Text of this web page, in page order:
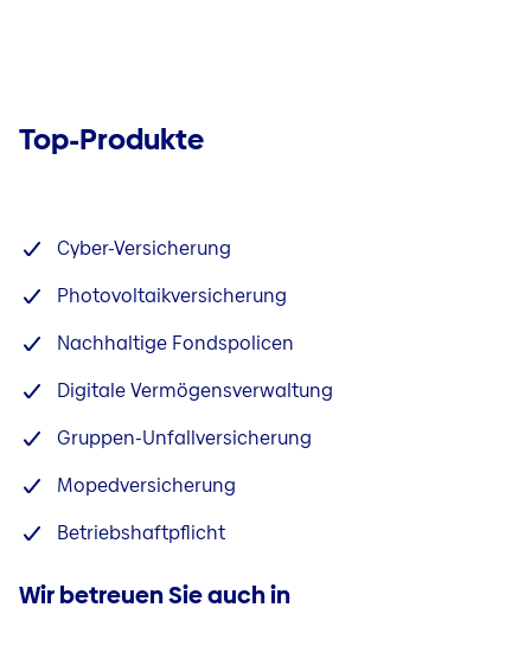
Top-Produkte
Cyber-Versicherung
Photovoltaikversicherung
Nachhaltige Fondspolicen
Digitale Vermögensverwaltung
Gruppen-Unfallversicherung
Mopedversicherung
Betriebshaftpflicht
Wir betreuen Sie auch in